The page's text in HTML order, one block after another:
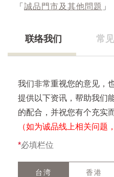
「 誠品門市及其他問題 」
联络我们 常
我们非常重视您的意见，
提供以下资讯，帮助我们
的配合，并祝您有个充实
（如为诚品线上相关问题
*必填栏位
台湾 香港